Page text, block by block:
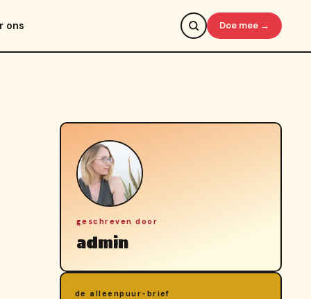
ons Doe mee →
geschreven door
admin
de alleenpuur-brief